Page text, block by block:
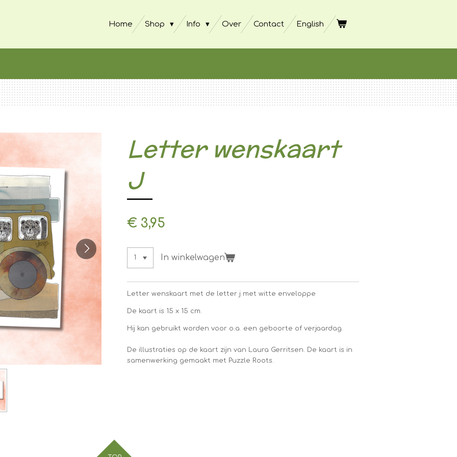
Home Shop Info Over Contact English
Letter wenskaart
J
€ 3,95
In winkelwagen
Letter wenskaart met de letter j met witte enveloppe
De kaart is 15 x 15 cm.
Hij kan gebruikt worden voor o.a. een geboorte of verjaardag.
De illustraties op de kaart zijn van Laura Gerritsen. De kaart is in
samenwerking gemaakt met Puzzle Roots.